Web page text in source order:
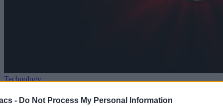
- Do Not Process My Personal Information
Technology
Η Google ανακοινώνει ότι ο Chrome θέλει 20GB